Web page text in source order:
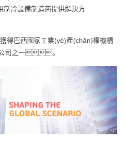
制冷設備制造商提供解決方
得巴西國家工業(yè)產(chǎn)權機構
公司之一。